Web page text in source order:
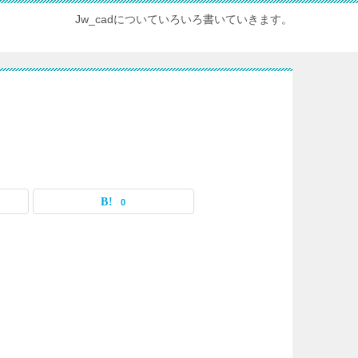
Jw_cadについていろいろ書いていきます。
0